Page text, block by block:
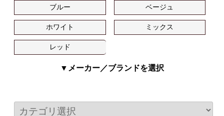
ブルー ベージュ
ホワイト ミックス
レッド
▼メーカー／ブランドを選択